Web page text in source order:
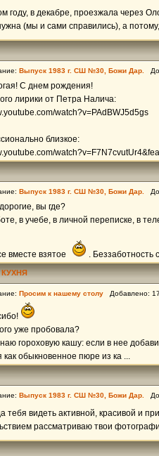
году, в декабре, проезжала через
(мы и сами справились), а
Выпуск 1983 г. СШ №30, Божи Дар.
С днем рождения!
лирики от Петра Налича:
watch?v=PAdBWJ5d5gs
близкое:
Выпуск 1983 г. СШ №30, Божи Дар.
вы где?
в учебе, в личной переписке, в
вместе взятое . Беззаботность
Просим к нашему столу Добавлено:
уже пробовала?
гороховую кашу: если в нее
как обыкновенное пюре из ка ...
Выпуск 1983 г. СШ №30, Божи Дар.
тебя видеть активной, красивой и
рассматриваю твои